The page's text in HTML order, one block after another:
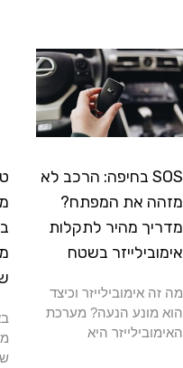
SOS בחיפה: הרכב לא
מזהה את המפתח?
מדריך מהיר לתקלות
אימובילייזר בשטח
מה זה אימובילייזר וכיצד
הוא מונע הנעה? מערכת
האימובילייזר היא